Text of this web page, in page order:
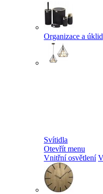
Organizace a úklid
Svítidla
Otevřít menu
Vnitřní osvětlení